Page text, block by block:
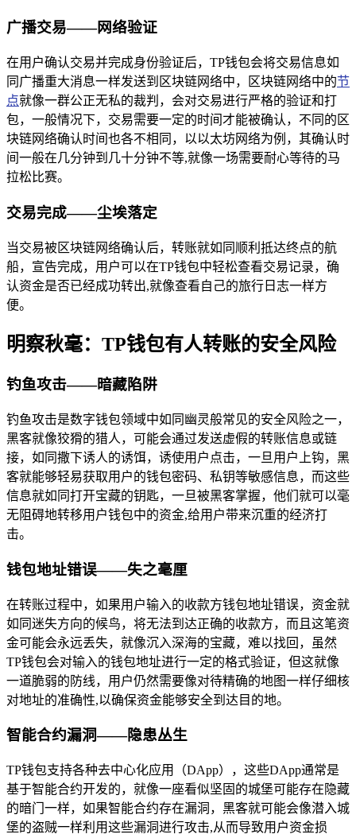
广播交易——网络验证
在用户确认交易并完成身份验证后，TP钱包会将交易信息如
同广播重大消息一样发送到区块链网络中，区块链网络中的节
点就像一群公正无私的裁判，会对交易进行严格的验证和打
包，一般情况下，交易需要一定的时间才能被确认，不同的区
块链网络确认时间也各不相同，以以太坊网络为例，其确认时
间一般在几分钟到几十分钟不等,就像一场需要耐心等待的马
拉松比赛。
交易完成——尘埃落定
当交易被区块链网络确认后，转账就如同顺利抵达终点的航
船，宣告完成，用户可以在TP钱包中轻松查看交易记录，确
认资金是否已经成功转出,就像查看自己的旅行日志一样方
便。
明察秋毫：TP钱包有人转账的安全风险
钓鱼攻击——暗藏陷阱
钓鱼攻击是数字钱包领域中如同幽灵般常见的安全风险之一，
黑客就像狡猾的猎人，可能会通过发送虚假的转账信息或链
接，如同撒下诱人的诱饵，诱使用户点击，一旦用户上钩，黑
客就能够轻易获取用户的钱包密码、私钥等敏感信息，而这些
信息就如同打开宝藏的钥匙，一旦被黑客掌握，他们就可以毫
无阻碍地转移用户钱包中的资金,给用户带来沉重的经济打
击。
钱包地址错误——失之毫厘
在转账过程中，如果用户输入的收款方钱包地址错误，资金就
如同迷失方向的候鸟，将无法到达正确的收款方，而且这笔资
金可能会永远丢失，就像沉入深海的宝藏，难以找回，虽然
TP钱包会对输入的钱包地址进行一定的格式验证，但这就像
一道脆弱的防线，用户仍然需要像对待精确的地图一样仔细核
对地址的准确性,以确保资金能够安全到达目的地。
智能合约漏洞——隐患丛生
TP钱包支持各种去中心化应用（DApp），这些DApp通常是
基于智能合约开发的，就像一座看似坚固的城堡可能存在隐藏
的暗门一样，如果智能合约存在漏洞，黑客就可能会像潜入城
堡的盗贼一样利用这些漏洞进行攻击,从而导致用户资金损